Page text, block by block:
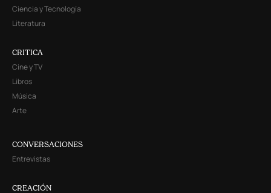
Ciencia y Tecnología
Literatura
CRITICA
Cine y TV
Libros
Música
Arte
CONVERSACIONES
Entrevistas
CREACIÓN